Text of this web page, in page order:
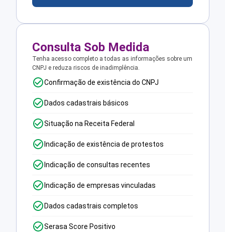
Consulta Sob Medida
Tenha acesso completo a todas as informações sobre um
CNPJ e reduza riscos de inadimplência.
Confirmação de existência do CNPJ
Dados cadastrais básicos
Situação na Receita Federal
Indicação de existência de protestos
Indicação de consultas recentes
Indicação de empresas vinculadas
Dados cadastrais completos
Serasa Score Positivo